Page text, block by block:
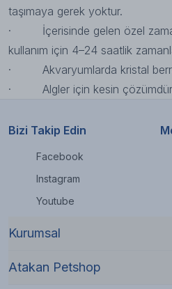
taşımaya gerek yoktur.
· İçerisinde gelen özel
kullanım için 4–24 saatlik
· Akvaryumlarda kristal
· Algler için kesin
Bizi Takip Edin
Facebook
Instagram
Youtube
Kurumsal
Atakan Petshop